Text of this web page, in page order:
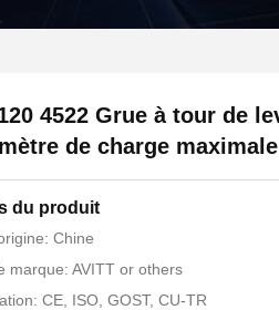
4522 Grue à tour de
de charge
du produit
Chine
marque: AVITT or others
CE, ISO, GOST, CU-TR